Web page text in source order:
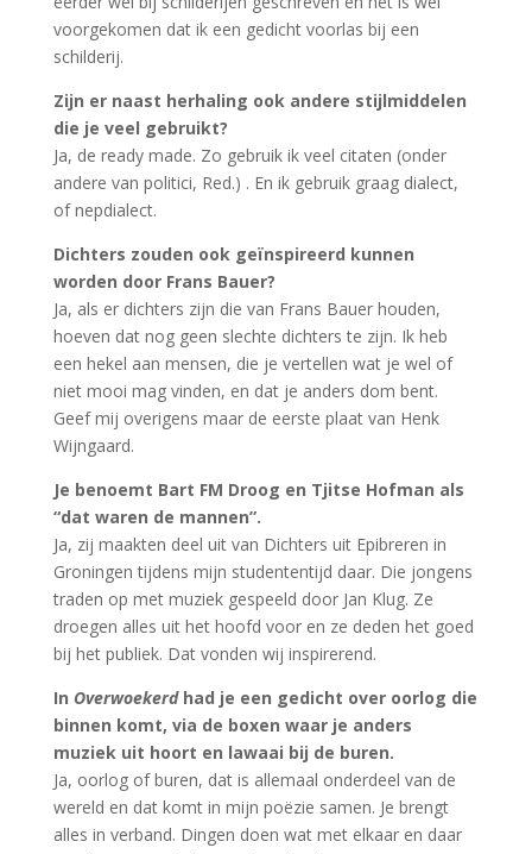
voorgekomen dat ik een gedicht voorlas bij een
schilderij.
Zijn er naast herhaling ook andere stijlmiddelen
die je veel gebruikt?
Ja, de ready made. Zo gebruik ik veel citaten (onder
andere van politici, Red.) . En ik gebruik graag dialect,
of nepdialect.
Dichters zouden ook geïnspireerd kunnen
worden door Frans Bauer?
Ja, als er dichters zijn die van Frans Bauer houden,
hoeven dat nog geen slechte dichters te zijn. Ik heb
een hekel aan mensen, die je vertellen wat je wel of
niet mooi mag vinden, en dat je anders dom bent.
Geef mij overigens maar de eerste plaat van Henk
Wijngaard.
Je benoemt Bart FM Droog en Tjitse Hofman als
“dat waren de mannen”.
Ja, zij maakten deel uit van Dichters uit Epibreren in
Groningen tijdens mijn studententijd daar. Die jongens
traden op met muziek gespeeld door Jan Klug. Ze
droegen alles uit het hoofd voor en ze deden het goed
bij het publiek. Dat vonden wij inspirerend.
In Overwoekerdhad je een gedicht over oorlog die
binnen komt, via de boxen waar je anders
muziek uit hoort en lawaai bij de buren.
Ja, oorlog of buren, dat is allemaal onderdeel van de
wereld en dat komt in mijn poëzie samen. Je brengt
alles in verband. Dingen doen wat met elkaar en daar